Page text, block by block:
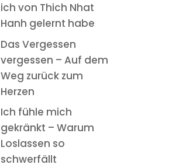
ich von Thich Nhat
Hanh gelernt habe
Das Vergessen
vergessen – Auf dem
Weg zurück zum
Herzen
Ich fühle mich
gekränkt – Warum
Loslassen so
schwerfällt